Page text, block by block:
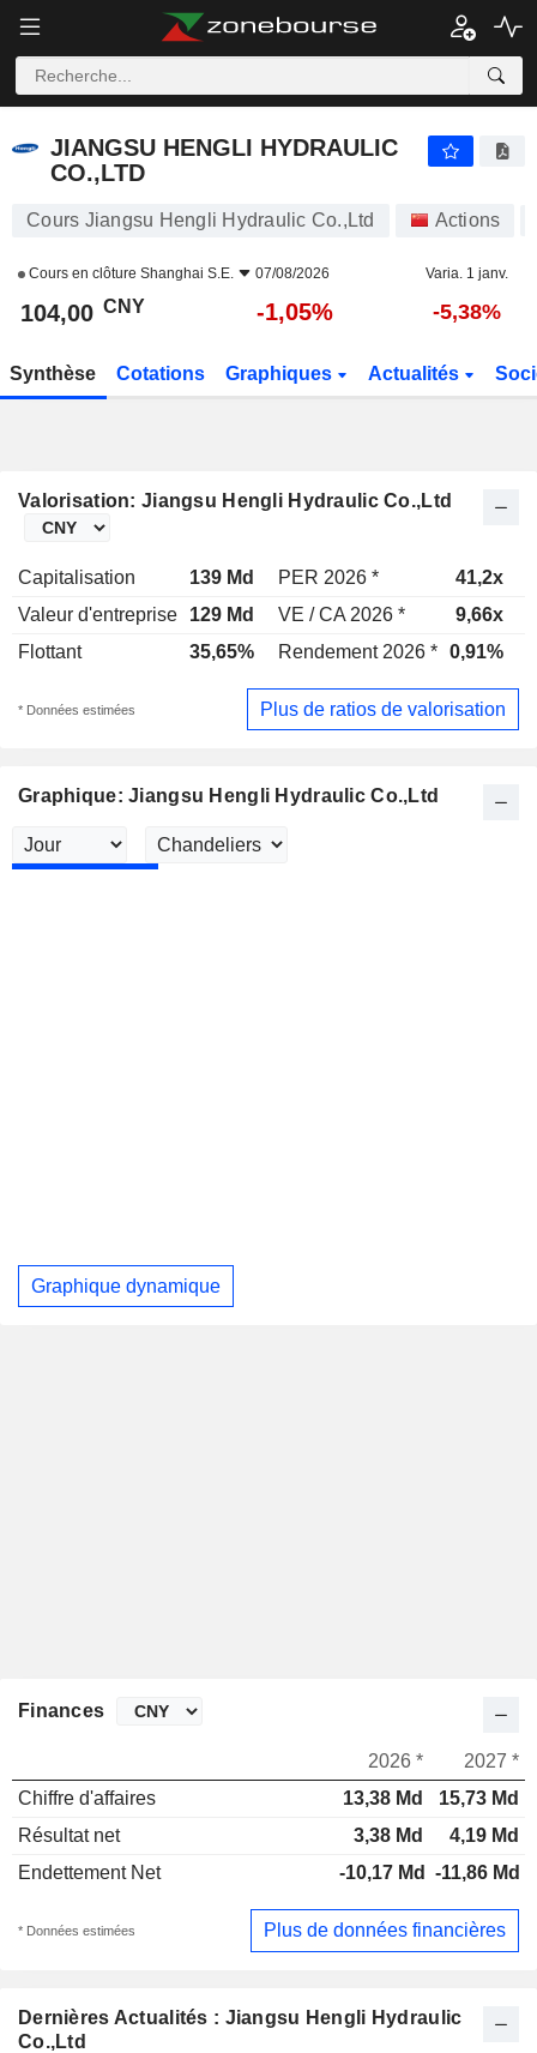
JIANGSU HENGLI HYDRAULIC
CO.,LTD
Cours Jiangsu Hengli Hydraulic Co.,Ltd Actions
Cours en clôture Shanghai S.E. 07/08/2026 Varia. 1 janv.
104,00 CNY -1,05% -5,38%
Synthèse Cotations Graphiques Actualités
Valorisation: Jiangsu Hengli Hydraulic Co.,Ltd
Capitalisation 139 Md PER 2026 * 41,2x
Valeur d'entreprise
129 Md VE / CA 2026 * 9,66x
Flottant
35,65% Rendement 2026 * 0,91%
* Données estimées Plus de ratios de valorisation
Graphique: Jiangsu Hengli Hydraulic Co.,Ltd
Graphique dynamique
Dernières Actualités : Jiangsu Hengli Hydraulic
Co.,Ltd
Finances
2026 *
2027 *
Chiffre d'affaires
13,38 Md
15,73 Md
Résultat net
3,38 Md
4,19 Md
Endettement Net
-10,17 Md -11,86 Md
* Données estimées Plus de données financières